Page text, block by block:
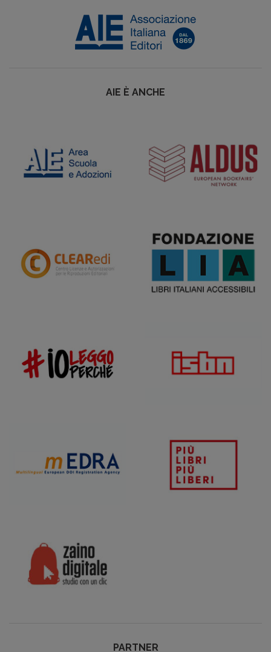
AIE È ANCHE
PARTNER